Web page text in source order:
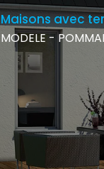
Maisons avec
MODELE -